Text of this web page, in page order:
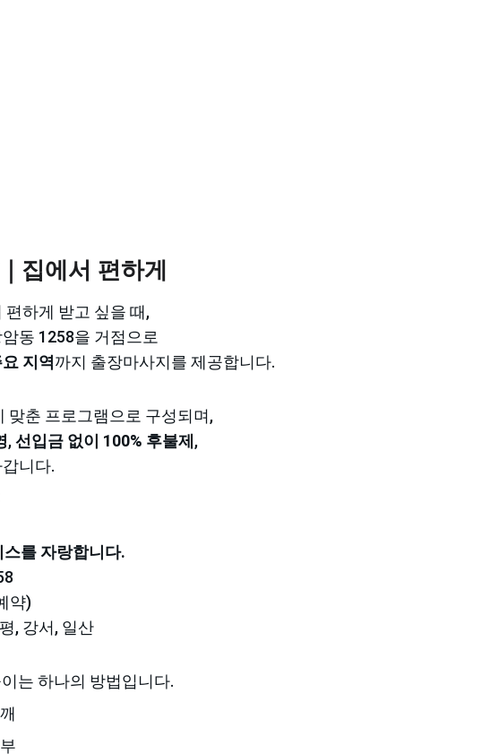
집에서 편하게
하게 받고 싶을 때,
동 1258을 거점으로
지역까지 출장마사지를 제공합니다.
맞춘 프로그램으로 구성되며,
, 선입금 없이 100% 후불제 ,
니다.
를 자랑합니다.
약)
, 강서, 일산
는 하나의 방법입니다.